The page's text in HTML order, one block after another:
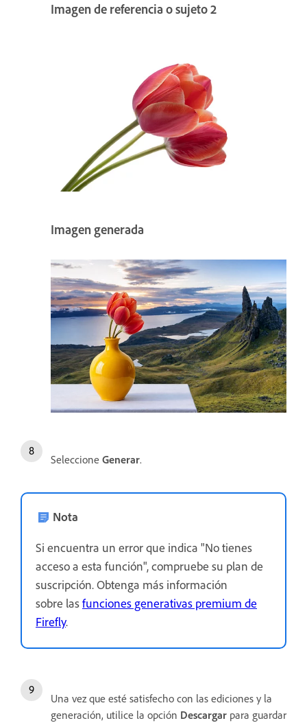
Imagen de referencia o sujeto 2
Imagen generada
Seleccione Generar.
Nota
Si encuentra un error que indica "No tienes
acceso a esta función", compruebe su plan de
suscripción. Obtenga más información
sobre lasfunciones generativas premium de
Firefly.
Una vez que esté satisfecho con las ediciones y la
generación, utilice la opción Descargar para guardar